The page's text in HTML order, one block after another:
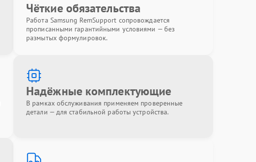
Чёткие обязательства
Работа Samsung RemSupport сопровождается
прописанными гарантийными условиями — без
размытых формулировок.
Надёжные комплектующие
В рамках обслуживания применяем проверенные
детали — для стабильной работы устройства.